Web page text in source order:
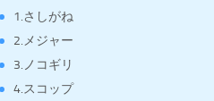
1.さしがね
2.メジャー
3.ノコギリ
4.スコップ